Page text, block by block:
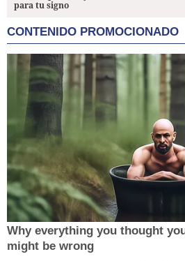
para tu signo
CONTENIDO PROMOCIONADO
Why everything you thought
might be wrong